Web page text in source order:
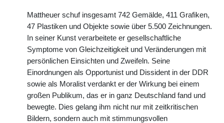
Mattheuer schuf insgesamt 742 Gemälde, 411 Grafiken,
47 Plastiken und Objekte sowie über 5.500 Zeichnungen.
In seiner Kunst verarbeitete er gesellschaftliche
Symptome von Gleichzeitigkeit und Veränderungen mit
persönlichen Einsichten und Zweifeln. Seine
Einordnungen als Opportunist und Dissident in der DDR
sowie als Moralist verdankt er der Wirkung bei einem
großen Publikum, das er in ganz Deutschland fand und
bewegte. Dies gelang ihm nicht nur mit zeitkritischen
Bildern, sondern auch mit stimmungsvollen